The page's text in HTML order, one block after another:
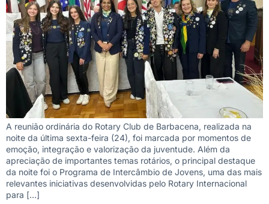
A reunião ordinária do Rotary Club de Barbacena, realizada na
noite da última sexta-feira (24), foi marcada por momentos de
emoção, integração e valorização da juventude. Além da
apreciação de importantes temas rotários, o principal destaque
da noite foi o Programa de Intercâmbio de Jovens, uma das mais
relevantes iniciativas desenvolvidas pelo Rotary Internacional
para […]